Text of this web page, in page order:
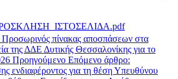
πίνακας αποσπάσεων στα
της ΔΔΕ Δυτικής Θεσσαλονίκης για το
Προηγούμενο Επόμενο άρθρο:
ενδιαφέροντος για τη θέση Υπευθύνου